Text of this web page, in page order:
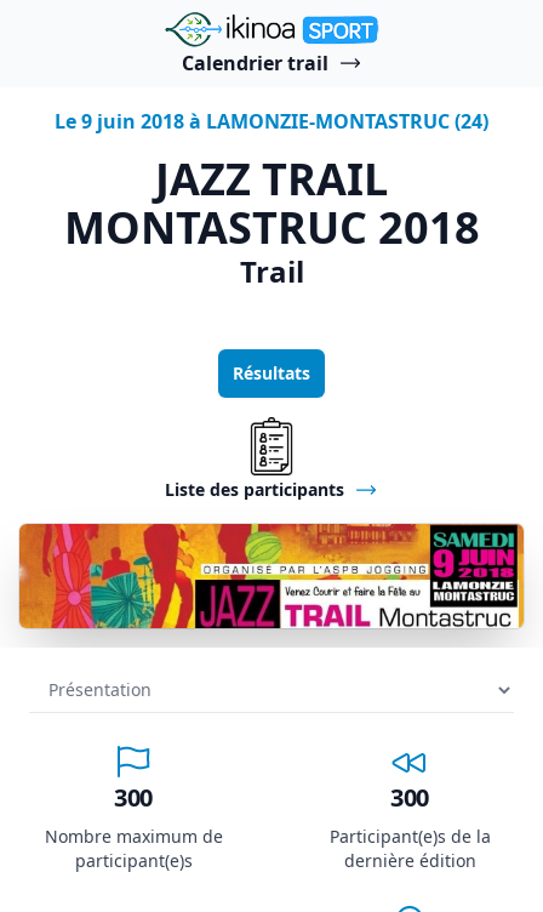
"Ikinoa Sport"
Calendrier trail
Le 9 juin 2018 à LAMONZIE-MONTASTRUC (24)
JAZZ TRAIL
MONTASTRUC 2018
Trail
Résultats
Liste des participants
300
Nombre maximum de
participant(e)s
300
Participant(e)s de la
dernière édition